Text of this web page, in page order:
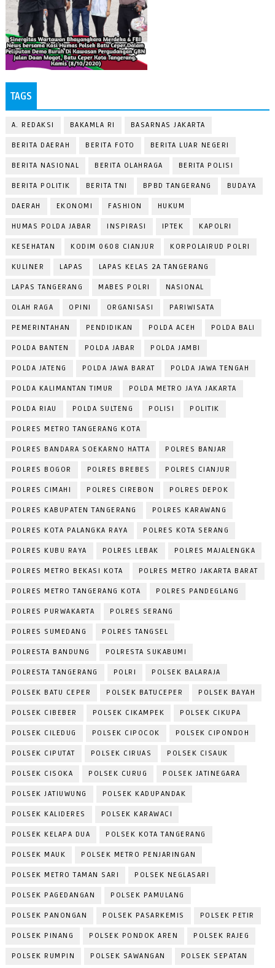
TAGS
A. REDAKSI BAKAMLA RI BASARNAS JAKARTA
BERITA DAERAH BERITA FOTO BERITA LUAR NEGERI
BERITA NASIONAL BERITA OLAHRAGA BERITA POLISI
BERITA POLITIK BERITA TNI BPBD TANGERANG BUDAYA
DAERAH EKONOMI FASHION HUKUM
HUMAS POLDA JABAR INSPIRASI IPTEK KAPOLRI
KESEHATAN KODIM 0608 CIANJUR KORPOLAIRUD POLRI
KULINER LAPAS LAPAS KELAS 2A TANGERANG
LAPAS TANGERANG MABES POLRI NASIONAL
OLAH RAGA OPINI ORGANISASI PARIWISATA
PEMERINTAHAN PENDIDIKAN POLDA ACEH POLDA BALI
POLDA BANTEN POLDA JABAR POLDA JAMBI
POLDA JATENG POLDA JAWA BARAT POLDA JAWA TENGAH
POLDA KALIMANTAN TIMUR POLDA METRO JAYA JAKARTA
POLDA RIAU POLDA SULTENG POLISI POLITIK
POLRES METRO TANGERANG KOTA
POLRES BANDARA SOEKARNO HATTA POLRES BANJAR
POLRES BOGOR POLRES BREBES POLRES CIANJUR
POLRES CIMAHI POLRES CIREBON POLRES DEPOK
POLRES KABUPATEN TANGERANG POLRES KARAWANG
POLRES KOTA PALANGKA RAYA POLRES KOTA SERANG
POLRES KUBU RAYA POLRES LEBAK POLRES MAJALENGKA
POLRES METRO BEKASI KOTA POLRES METRO JAKARTA BARAT
POLRES METRO TANGERANG KOTA POLRES PANDEGLANG
POLRES PURWAKARTA POLRES SERANG
POLRES SUMEDANG POLRES TANGSEL
POLRESTA BANDUNG POLRESTA SUKABUMI
POLRESTA TANGERANG POLRI POLSEK BALARAJA
POLSEK BATU CEPER POLSEK BATUCEPER POLSEK BAYAH
POLSEK CIBEBER POLSEK CIKAMPEK POLSEK CIKUPA
POLSEK CILEDUG POLSEK CIPOCOK POLSEK CIPONDOH
POLSEK CIPUTAT POLSEK CIRUAS POLSEK CISAUK
POLSEK CISOKA POLSEK CURUG POLSEK JATINEGARA
POLSEK JATIUWUNG POLSEK KADUPANDAK
POLSEK KALIDERES POLSEK KARAWACI
POLSEK KELAPA DUA POLSEK KOTA TANGERANG
POLSEK MAUK POLSEK METRO PENJARINGAN
POLSEK METRO TAMAN SARI POLSEK NEGLASARI
POLSEK PAGEDANGAN POLSEK PAMULANG
POLSEK PANONGAN POLSEK PASARKEMIS POLSEK PETIR
POLSEK PINANG POLSEK PONDOK AREN POLSEK RAJEG
POLSEK RUMPIN POLSEK SAWANGAN POLSEK SEPATAN